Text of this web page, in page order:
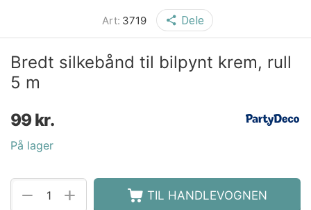
Art: 3719 Dele
Bredt silkebånd til bilpynt krem, rull
5 m
99 kr.
På lager
+
− TIL HANDLEVOGNEN